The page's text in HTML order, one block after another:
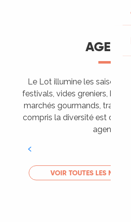
Le Lot illumine les saisons
festivals, vides greniers,
marchés gourmands, trails
compris la diversité est de
agendas !
LIRE LA SUITE
VOIR TOUTES LES